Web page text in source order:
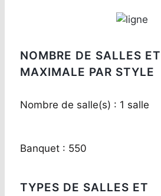
NOMBRE DE SALLES
MAXIMALE PAR STYLE
Nombre de salle(s) : 1 salle
Banquet : 550
TYPES DE SALLES ET